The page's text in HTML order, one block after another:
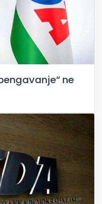
ne